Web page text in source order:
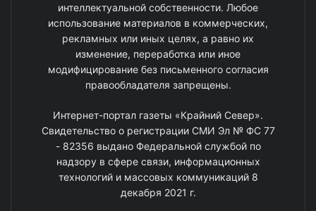
интеллектуальной собственности. Любое
использование материалов в коммерческих,
рекламных или иных целях, а равно их
изменение, переработка или иное
модифицирование без письменного согласия
правообладателя запрещены.
Интернет-портал газеты «Крайний Север».
Свидетельство о регистрации СМИ Эл № ФС 77
- 82356 выдано Федеральной службой по
надзору в сфере связи, информационных
технологий и массовых коммуникаций 8
декабря 2021 г.